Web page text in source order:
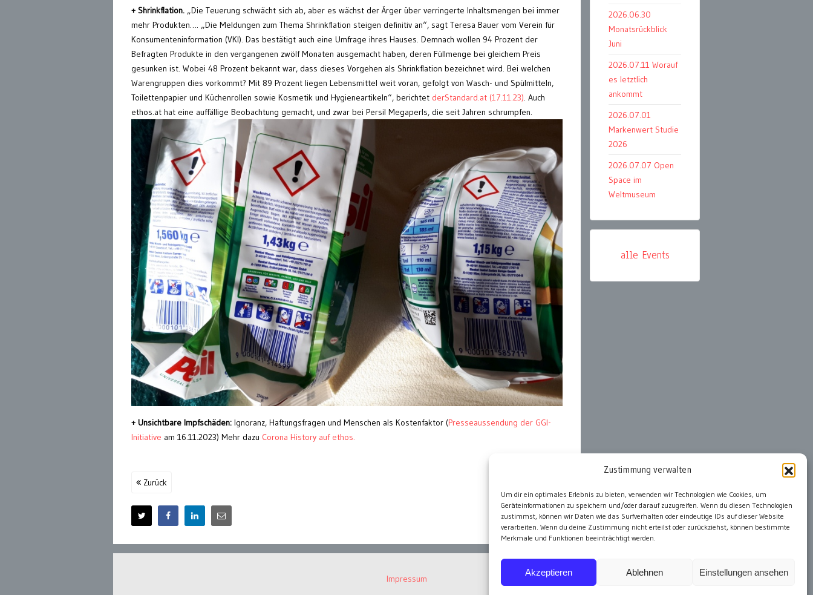
Zustimmung verwalten
Um dir ein optimales Erlebnis zu bieten, verwenden wir Technologien wie Cookies, um
Geräteinformationen zu speichern und/oder darauf zuzugreifen. Wenn du diesen Technologien
zustimmst, können wir Daten wie das Surfverhalten oder eindeutige IDs auf dieser Website
verarbeiten. Wenn du deine Zustimmung nicht erteilst oder zurückziehst, können bestimmte
Merkmale und Funktionen beeinträchtigt werden.
Akzeptieren Ablehnen Einstellungen ansehen
+ Shrinkflation. „Die Teuerung schwächt sich ab, aber es wächst der Ärger über verringerte Inhaltsmengen bei immer
mehr Produkten…. „Die Meldungen zum Thema Shrinkflation steigen definitiv an“, sagt Teresa Bauer vom Verein für
Konsumenteninformation (VKI). Das bestätigt auch eine Umfrage ihres Hauses. Demnach wollen 94 Prozent der
Befragten Produkte in den vergangenen zwölf Monaten ausgemacht haben, deren Füllmenge bei gleichem Preis
gesunken ist. Wobei 48 Prozent bekannt war, dass dieses Vorgehen als Shrinkflation bezeichnet wird. Bei welchen
Warengruppen dies vorkommt? Mit 89 Prozent liegen Lebensmittel weit voran, gefolgt von Wasch- und Spülmitteln,
Toilettenpapier und Küchenrollen sowie Kosmetik und Hygieneartikeln“, berichtet derStandard.at (17.11.23). Auch
ethos.at hat eine auffällige Beobachtung gemacht, und zwar bei Persil Megaperls, die seit Jahren schrumpfen.
+ Unsichtbare Impfschäden: Ignoranz, Haftungsfragen und Menschen als Kostenfaktor (Presseaussendung der GGI-
Initiative am 16.11.2023) Mehr dazu Corona History auf ethos.
Zurück
2026.06.30
Monatsrückblick
Juni
2026.07.11 Worauf
es letztlich
ankommt
2026.07.01
Markenwert Studie
2026
2026.07.07 Open
Space im
Weltmuseum
alle Events
Impressum